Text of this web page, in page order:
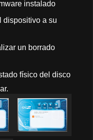
instalado
dispositivo a su
un borrado
físico del disco